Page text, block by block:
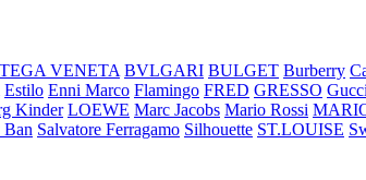
VENETA BVLGARI BULGET Burberry
Estilo Enni Marco Flamingo FRED GRESSO Gucci
Kinder LOEWE Marc Jacobs Mario Rossi
Ban Salvatore Ferragamo Silhouette ST.LOUISE